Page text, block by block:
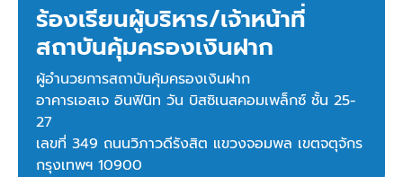
ร้องเรียนผู้บริหาร/เจ้าหน้าที่
สถาบันคุ้มครองเงินฝาก
ผู้อำนวยการสถาบันคุ้มครองเงินฝาก
อาคารเอสเจ อินฟินิท วัน บิสซิเนสคอมเพล็กซ์ ชั้น 25-
27
เลขที่ 349 ถนนวิภาวดีรังสิต แขวงจอมพล เขตจตุจักร
กรุงเทพฯ 10900